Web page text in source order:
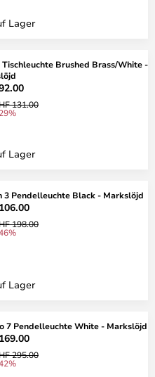
Lager
Tischleuchte Brushed Brass/White -
131.00
Lager
3 Pendelleuchte Black - Markslöjd
198.00
Lager
7 Pendelleuchte White - Markslöjd
295.00